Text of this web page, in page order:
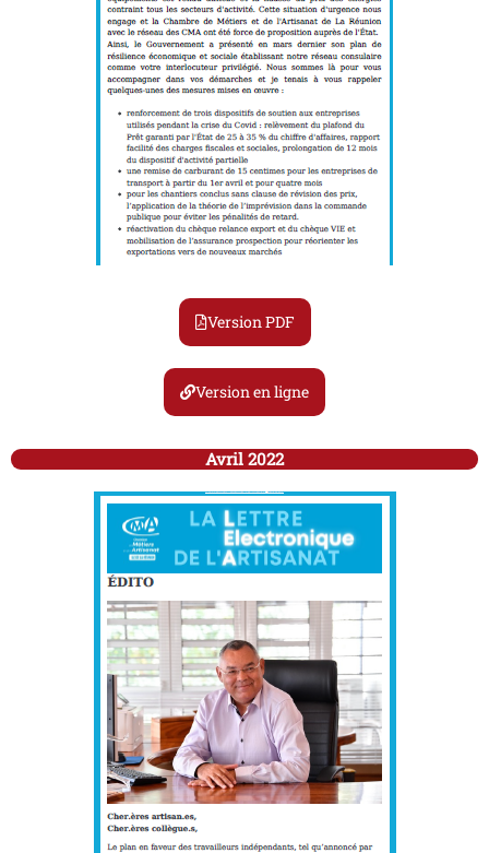
Version PDF
Version en ligne
Avril 2022